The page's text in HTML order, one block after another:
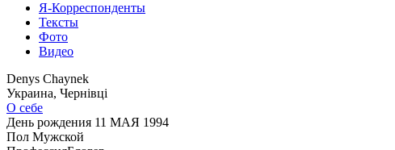
Я-Корреспонденты
Тексты
Фото
Видео
Denys Chaynek
Украина, Чернівці
О себе
День рождения 11 МАЯ 1994
Пол Мужской